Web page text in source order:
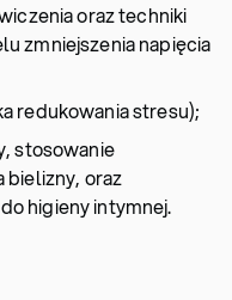
oraz techniki
zmniejszenia napięcia
redukowania stresu);
stosowanie
bielizny, oraz
higieny intymnej.